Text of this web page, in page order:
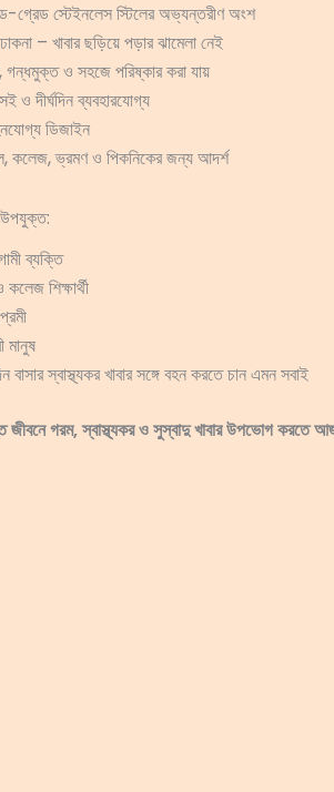
গ্রেড স্টেইনলেস স্টিলের অভ্যন্তরীণ অংশ
– খাবার ছড়িয়ে পড়ার ঝামেলা নেই
গন্ধমুক্ত ও সহজে পরিষ্কার করা যায়
ও দীর্ঘদিন ব্যবহারযোগ্য
ডিজাইন
কলেজ, ভ্রমণ ও পিকনিকের জন্য আদর্শ
ব্যক্তি
শিক্ষার্থী
মানুষ
বাসার স্বাস্থ্যকর খাবার সঙ্গে বহন করতে চান এমন সবাই
জীবনে গরম, স্বাস্থ্যকর ও সুস্বাদু খাবার উপভোগ